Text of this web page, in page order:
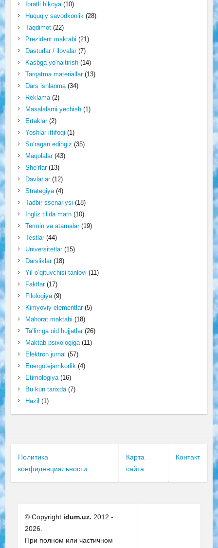
Ibratli hikoya(10)
Huquqiy savodxonlik(28)
Taqdimot(22)
Prezident maktabi (21)
Dasturlar / ilovalar(7)
Kasbga yo'naltirish(14)
Tarqatma materiallar(13)
Dars ishlanma(34)
Reklama(2)
Masalalarni yechish(1)
Ertaklar(2)
Yoshlar ittifoqi (1)
So‘ragan edingiz (35)
Maqolalar(43)
She’rlar(13)
Davlatlar(12)
Strategiya(4)
Tadbir ssenariysi (18)
Ingliz tilida matn(10)
Termin va atamalar(19)
Testlar(44)
Universitetlar(15)
Darsliklar(18)
Yil o‘qituvchisi tanlovi (11)
Faktlar(17)
Filologiya(9)
Kimyoviy elementlar(5)
Mahorat maktabi (18)
Ta’limga oid hujjatlar(26)
Maktab psixologiga(11)
Elektron jurnal (57)
Energotejamkorlik(4)
Etimologiya(16)
Bu kun tarixda(7)
Hazil (1)
Политика
конфиденциальности
Карта
сайта
Контакт
© Copyright idum.uz. 2012 -
2026.
При полном или частичном